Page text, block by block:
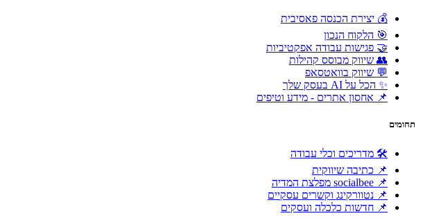
💰 יצירת הכנסה פאסיבית
🎯 הלקוח הנכון
🤝 פגישות עבודה אפקטיביות
👥 שיווק מבוסס קהילות
💬 שיווק בוואטסאפ
✨ הכל על AI בעסק שלך
📌 אחסון אתרים - מידע וטיפים
תחומים
🛠 מדריכים וכלי עבודה
📌 כתיבה שיווקית
📌 socialbee מפלצת המדיה
📌 נטוורקינג וקשרים עסקיים
📌 חדשות כלכלה ועסקים